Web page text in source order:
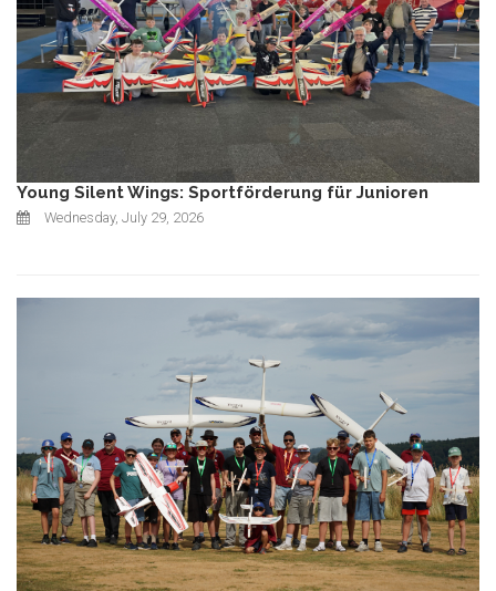
Young Silent Wings: Sportförderung für Junioren
Wednesday, July 29, 2026